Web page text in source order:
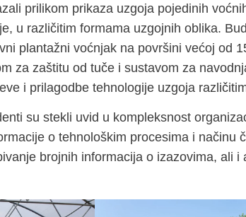
prilikom prikaza uzgoja pojedinih
u različitim formama uzgojnih oblika.
plantažni voćnjak na površini većoj od
za zaštitu od tuče i sustavom za
i prilagodbe tehnologije uzgoja
su stekli uvid u kompleksnost
o tehnološkim procesima i načinu
brojnih informacija o izazovima, ali i